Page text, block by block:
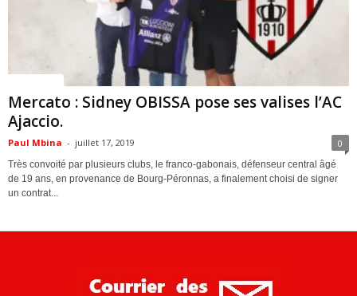
Mercato : Sidney OBISSA pose ses valises l’AC
Ajaccio.
Paul Mbina - juillet 17, 2019 0
Très convoité par plusieurs clubs, le franco-gabonais, défenseur central âgé
de 19 ans, en provenance de Bourg-Péronnas, a finalement choisi de signer
un contrat...